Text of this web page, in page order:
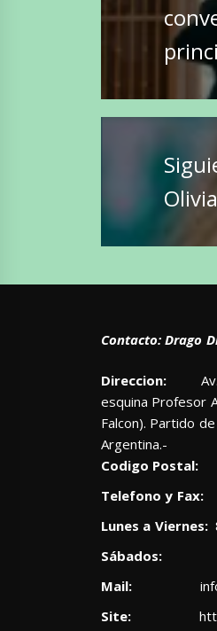
Contacto: Drago
Direccion: Av.
esquina Profesor
Falcon). Partido
Argentina.-
Codigo Postal:
Telefono y Fax:
Lunes a Viernes:
Sábados:
Mail:
Site: